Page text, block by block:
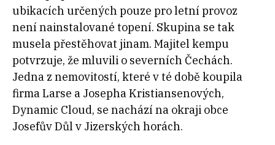
ubikacích určených pouze pro letní provoz
není nainstalované topení. Skupina se tak
musela přestěhovat jinam. Majitel kempu
potvrzuje, že mluvili o severních Čechách.
Jedna z nemovitostí, které v té době koupila
firma Larse a Josepha Kristiansenových,
Dynamic Cloud, se nachází na okraji obce
Josefův Důl v Jizerských horách.